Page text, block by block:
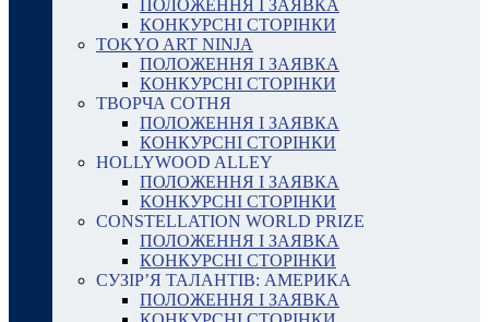
ПОЛОЖЕННЯ І ЗАЯВКА
КОНКУРСНІ СТОРІНКИ
TOKYO ART NINJA
ПОЛОЖЕННЯ І ЗАЯВКА
КОНКУРСНІ СТОРІНКИ
ТВОРЧА СОТНЯ
ПОЛОЖЕННЯ І ЗАЯВКА
КОНКУРСНІ СТОРІНКИ
HOLLYWOOD ALLEY
ПОЛОЖЕННЯ І ЗАЯВКА
КОНКУРСНІ СТОРІНКИ
CONSTELLATION WORLD PRIZE
ПОЛОЖЕННЯ І ЗАЯВКА
КОНКУРСНІ СТОРІНКИ
СУЗІР’Я ТАЛАНТІВ: АМЕРИКА
ПОЛОЖЕННЯ І ЗАЯВКА